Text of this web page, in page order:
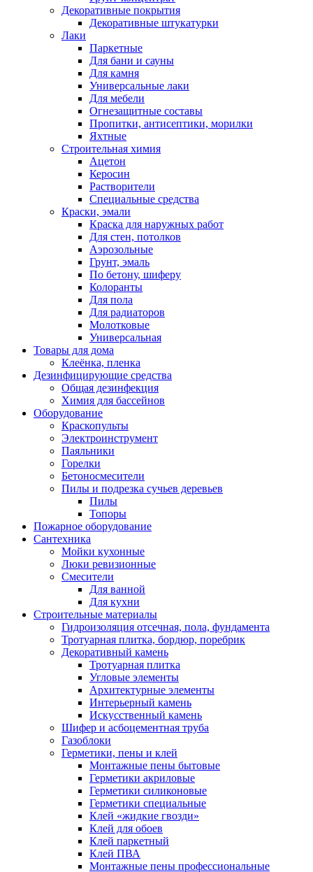
Декоративные покрытия
Декоративные штукатурки
Лаки
Паркетные
Для бани и сауны
Для камня
Универсальные лаки
Для мебели
Огнезащитные составы
Пропитки, антисептики, морилки
Яхтные
Строительная химия
Ацетон
Керосин
Растворители
Специальные средства
Краски, эмали
Краска для наружных работ
Для стен, потолков
Аэрозольные
Грунт, эмаль
По бетону, шиферу
Колоранты
Для пола
Для радиаторов
Молотковые
Универсальная
Товары для дома
Клеёнка, пленка
Дезинфицирующие средства
Общая дезинфекция
Химия для бассейнов
Оборудование
Краскопульты
Электроинструмент
Паяльники
Горелки
Бетоносмесители
Пилы и подрезка сучьев деревьев
Пилы
Топоры
Пожарное оборудование
Сантехника
Мойки кухонные
Люки ревизионные
Смесители
Для ванной
Для кухни
Строительные материалы
Гидроизоляция отсечная, пола, фундамента
Тротуарная плитка, бордюр, поребрик
Декоративный камень
Тротуарная плитка
Угловые элементы
Архитектурные элементы
Интерьерный камень
Искусственный камень
Шифер и асбоцементная труба
Газоблоки
Герметики, пены и клей
Монтажные пены бытовые
Герметики акриловые
Герметики силиконовые
Герметики специальные
Клей «жидкие гвозди»
Клей для обоев
Клей паркетный
Клей ПВА
Монтажные пены профессиональные